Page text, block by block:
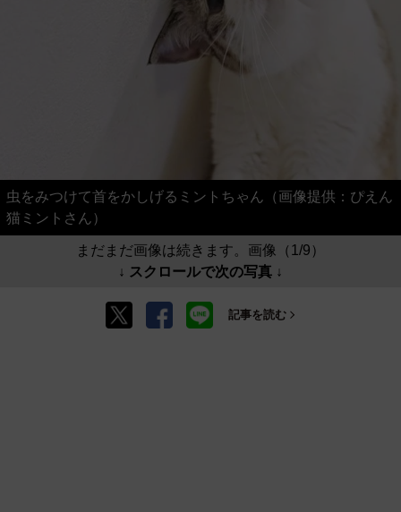
虫をみつけて首をかしげるミントちゃん（画像提供：ぴえん
猫ミントさん）
まだまだ画像は続きます。画像（1/9）
↓ スクロールで次の写真 ↓
記事を読む